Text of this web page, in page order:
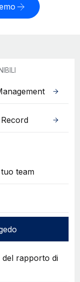
team
del rapporto di